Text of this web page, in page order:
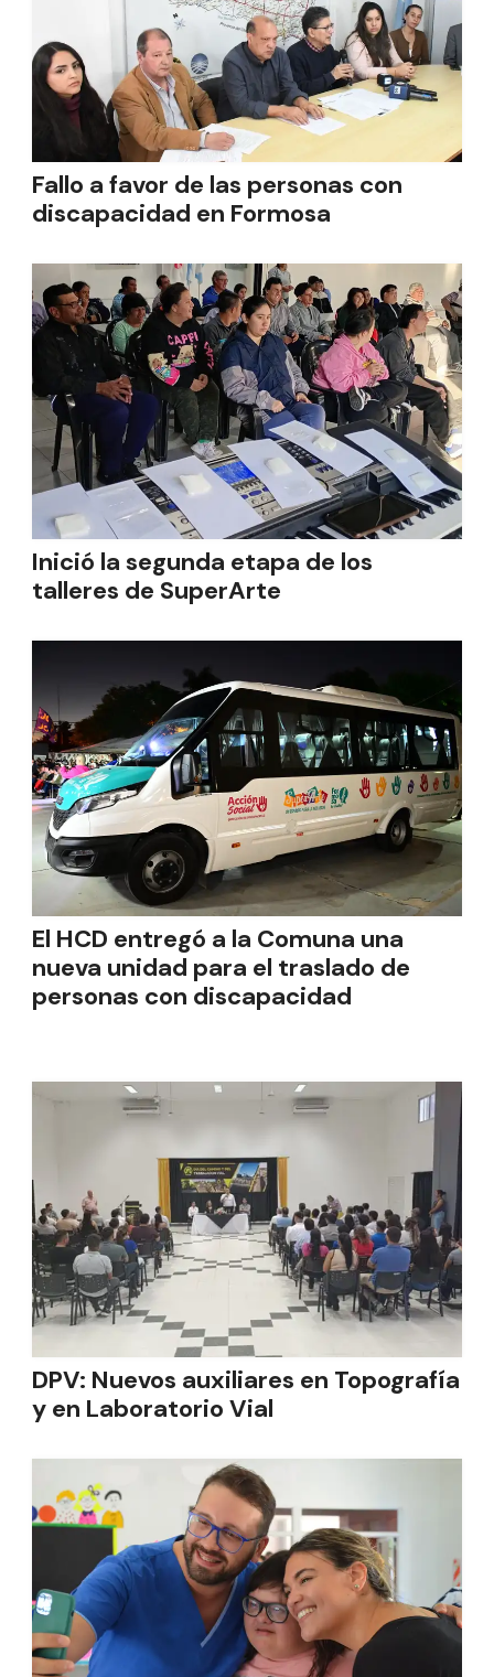
Fallo a favor de las personas con
discapacidad en Formosa
Inició la segunda etapa de los
talleres de SuperArte
El HCD entregó a la Comuna una
nueva unidad para el traslado de
personas con discapacidad
DPV: Nuevos auxiliares en Topografía
y en Laboratorio Vial